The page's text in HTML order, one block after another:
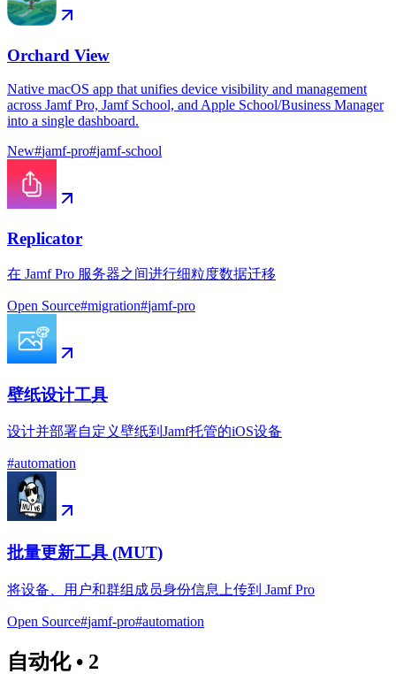
Orchard View
Native macOS app that unifies device visibility and management
across Jamf Pro, Jamf School, and Apple School/Business Manager
into a single dashboard.
New#jamf-pro#jamf-school
Replicator
在 Jamf Pro 服务器之间进行细粒度数据迁移
Open Source#migration#jamf-pro
壁纸设计工具
设计并部署自定义壁纸到Jamf托管的iOS设备
#automation
批量更新工具 (MUT)
将设备、用户和群组成员身份信息上传到 Jamf Pro
Open Source#jamf-pro#automation
自动化• 2